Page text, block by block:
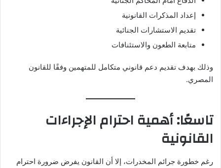
إعداد المذكرات القانونية
تقديم الاستشارات الجنائية
متابعة الطعون والاستئنافات
وذلك بهدف تقديم دعم قانوني متكامل للمتهمين وفقًا للقانون
المصري.
تاسعًا: أهمية احترام الإجراءات
القانونية
رغم خطورة جرائم المخدرات، إلا أن القانون يفرض ضرورة احترام